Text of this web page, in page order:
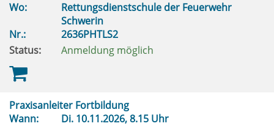
Wo:
Rettungsdienstschule der Feuerwehr
Schwerin
Nr.:
2636PHTLS2
Status:
Anmeldung möglich
Praxisanleiter Fortbildung
Wann:
Di. 10.11.2026, 8.15 Uhr